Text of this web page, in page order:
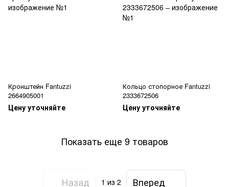
Кронштейн Fantuzzi
2664905001
Цену уточняйте
Кольцо стопорное Fantuzzi
2333672506
Цену уточняйте
Показать еще 9 товаров
Назад 1 из 2 Вперед